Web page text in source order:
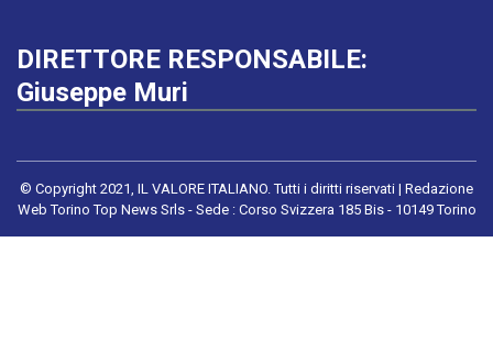
DIRETTORE RESPONSABILE:
Giuseppe Muri
© Copyright 2021, IL VALORE ITALIANO. Tutti i diritti riservati | Redazione
Web Torino Top News Srls - Sede : Corso Svizzera 185 Bis - 10149 Torino